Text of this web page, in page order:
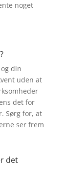
noget
din
uden at
det for
Sørg for, at
ser frem
det